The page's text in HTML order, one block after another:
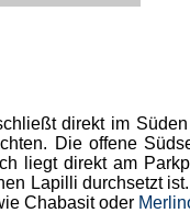
direkt im
Die offene
liegt direkt am
Lapilli durchsetzt
Chabasit oder